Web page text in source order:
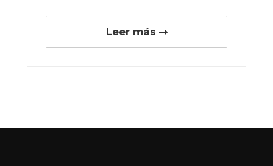
Leer más